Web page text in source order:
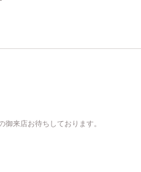
来店お待ちしております。